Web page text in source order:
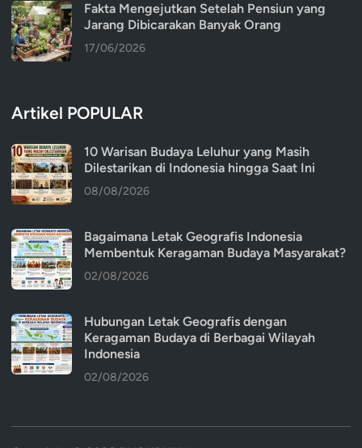
Fakta Mengejutkan Setelah Pensiun yang
Jarang Dibicarakan Banyak Orang
17/06/2026
Artikel POPULAR
10 Warisan Budaya Leluhur yang Masih
Dilestarikan di Indonesia hingga Saat Ini
08/08/2026
Bagaimana Letak Geografis Indonesia
Membentuk Keragaman Budaya Masyarakat?
02/08/2026
Hubungan Letak Geografis dengan
Keragaman Budaya di Berbagai Wilayah
Indonesia
02/08/2026